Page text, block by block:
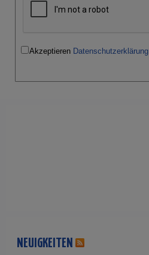
Akzeptieren Datenschutzerklärung
NEUIGKEITEN